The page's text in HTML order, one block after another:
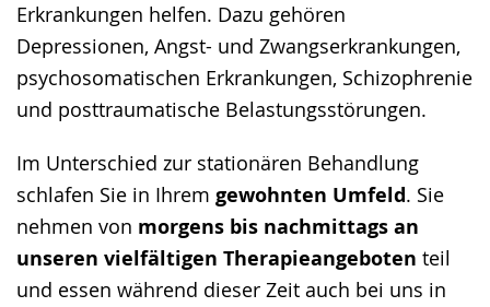
Erkrankungen helfen. Dazu gehören
Depressionen, Angst- und Zwangserkrankungen,
psychosomatischen Erkrankungen, Schizophrenie
und posttraumatische Belastungsstörungen.
Im Unterschied zur stationären Behandlung
schlafen Sie in Ihrem gewohnten Umfeld. Sie
nehmen von morgens bis nachmittags an
unseren vielfältigen Therapieangeboten teil
und essen während dieser Zeit auch bei uns in